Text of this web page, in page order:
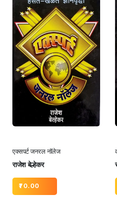
एक्सपर्ट जनरल नॉलेज
राजेश बेल्हेकर
70.00